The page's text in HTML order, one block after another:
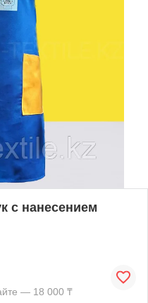
с нанесением
— 18 000 ₸